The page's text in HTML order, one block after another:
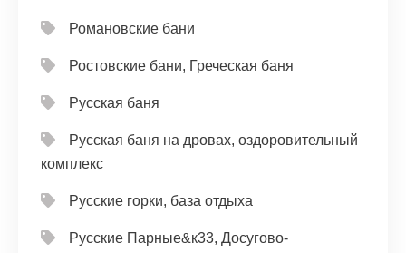
Романовские бани
Ростовские бани, Греческая баня
Русская баня
Русская баня на дровах, оздоровительный
комплекс
Русские горки, база отдыха
Русские Парные&к33, Досугово-